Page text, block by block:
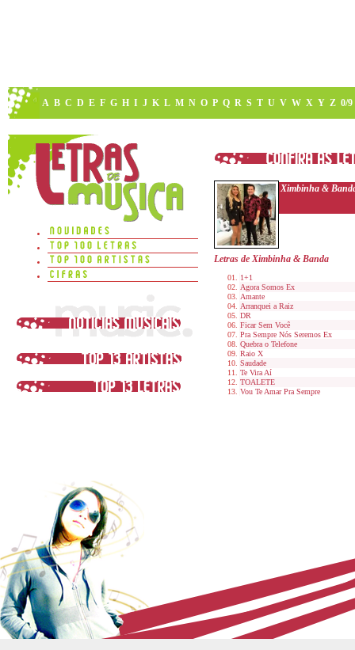
A B C D E F G H I J K L M N O P Q R S T U V W X Y Z 0/9
Ximbinha &
Letras de Ximbinha & Banda
1+1
Agora Somos Ex
Amante
Arranquei a Raiz
DR
Ficar Sem Você
Pra Sempre Nós Seremos Ex
Quebra o Telefone
Raio X
Saudade
Te Vira Aí
TOALETE
Vou Te Amar Pra Sempre